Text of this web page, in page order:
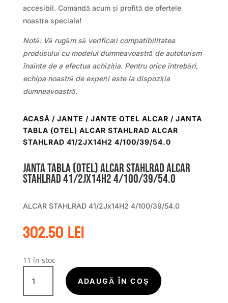
accesibil. Comandă acum și profită de ofertele
noastre speciale!
Notă: Vă rugăm să verificați compatibilitatea
produsului cu modelul dumneavoastră de autoturism
înainte de a efectua achiziția. Pentru orice întrebări,
echipa noastră de experți este la dispoziția
dumneavoastră.
ACASĂ / JANTE / JANTE OTEL ALCAR / JANTA
TABLA (OTEL) ALCAR STAHLRAD ALCAR
STAHLRAD 41/2JX14H2 4/100/39/54.0
Janta tabla (otel) ALCAR STAHLRAD ALCAR
STAHLRAD 41/2Jx14H2 4/100/39/54.0
ALCAR STAHLRAD 41/2Jx14H2 4/100/39/54.0
302.50lei
11 în stoc
Cantitate
Janta
tabla
ADAUGĂ ÎN COȘ